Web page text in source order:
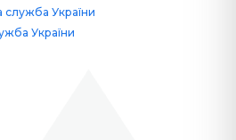
служба України
України